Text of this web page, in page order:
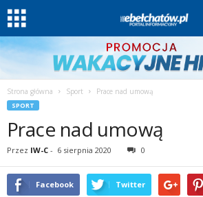
Strona główna Sport Prace nad umową
SPORT
Prace nad umową
Przez IW-C - 6 sierpnia 2020 0
Facebook Twitter